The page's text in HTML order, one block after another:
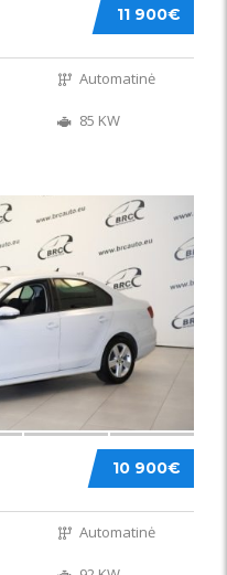
11 900€
Automatinė
85 KW
10 900€
Automatinė